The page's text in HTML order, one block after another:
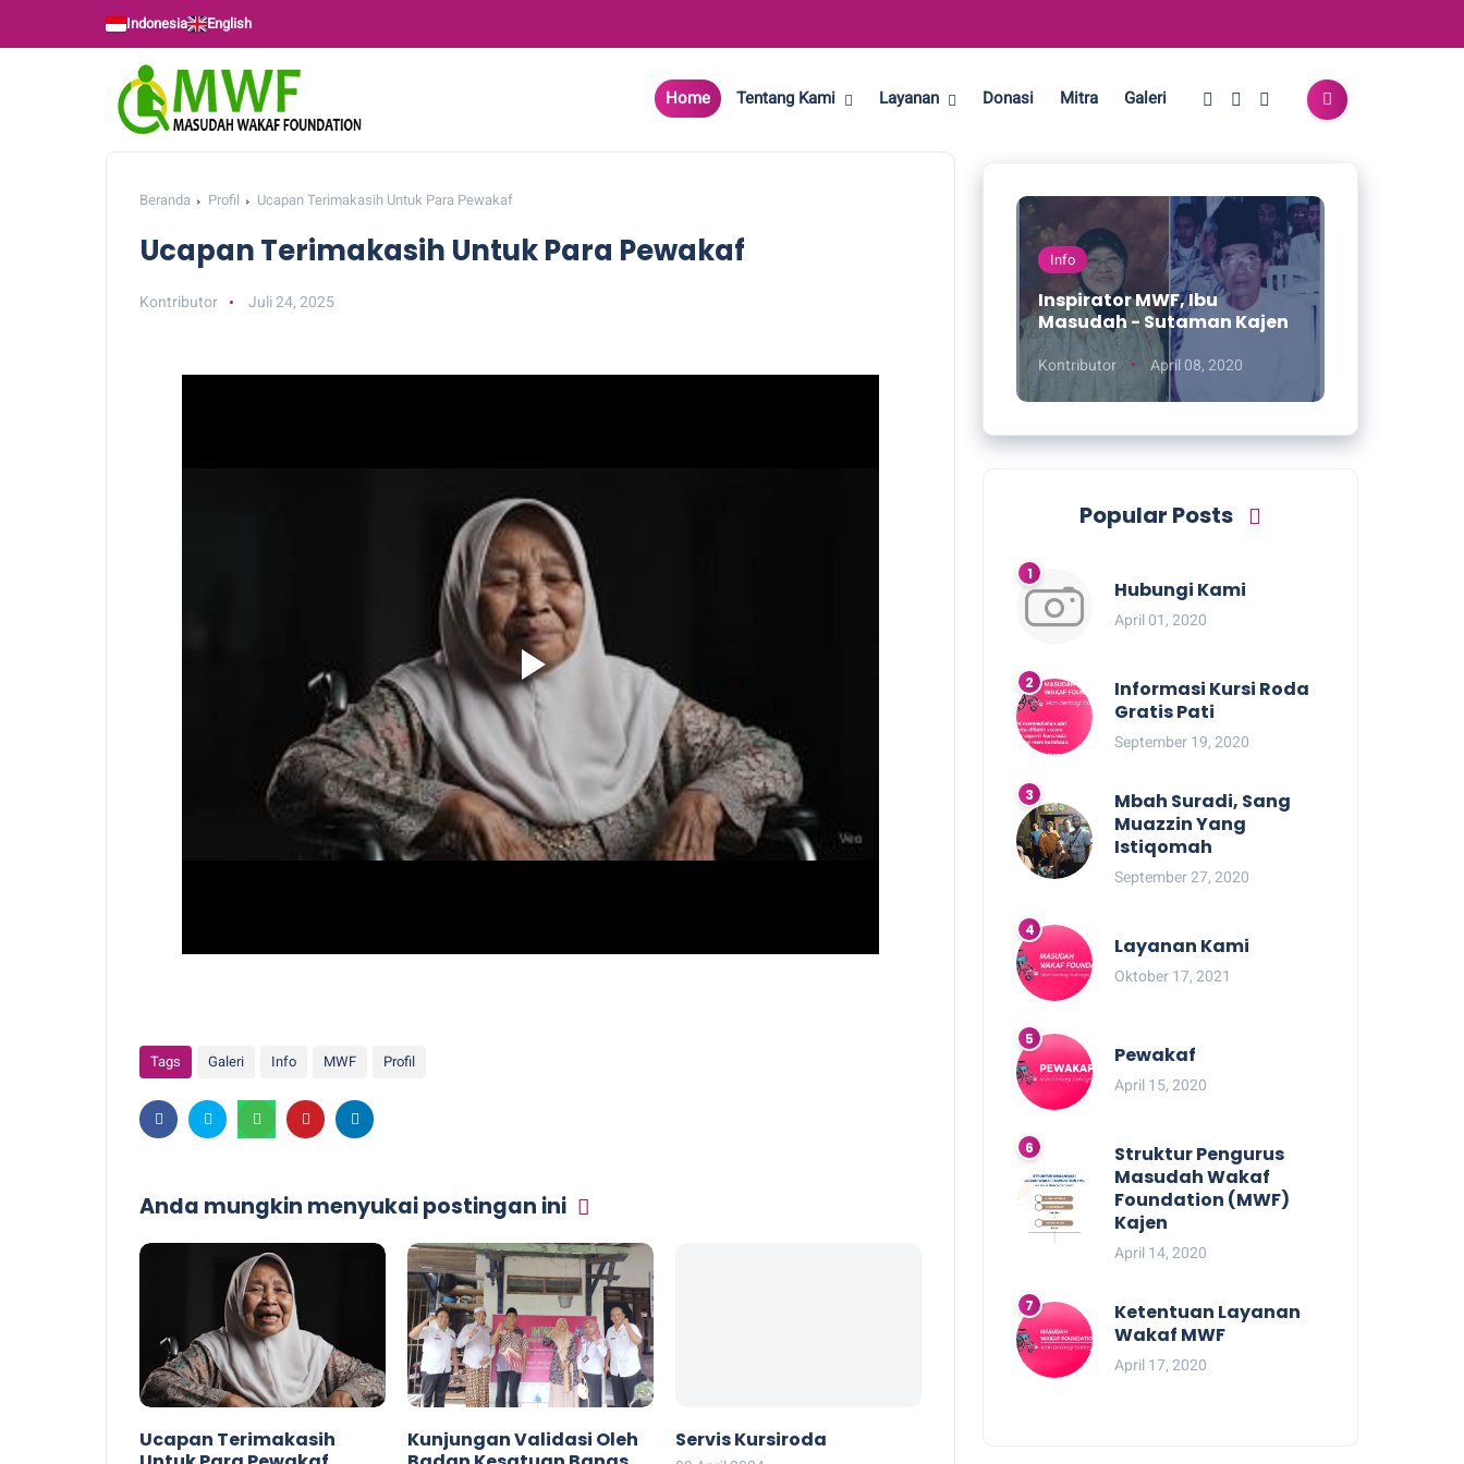
Indonesia English
Home Tentang Kami Layanan Donasi Mitra Galeri
Beranda Profil Ucapan Terimakasih Untuk Para Pewakaf
Ucapan Terimakasih Untuk Para Pewakaf
Kontributor Juli 24, 2025
Tags Galeri Info MWF Profil
Anda mungkin menyukai postingan ini
Ucapan Terimakasih
Kunjungan Validasi Oleh
Servis Kursiroda
Info
Inspirator MWF, Ibu
Masudah - Sutaman Kajen
Kontributor April 08, 2020
Popular Posts
Hubungi Kami
Informasi Kursi Roda
Gratis Pati
Mbah Suradi, Sang
Muazzin Yang
Istiqomah
Layanan Kami
Pewakaf
Struktur Pengurus
Masudah Wakaf
Foundation (MWF)
Kajen
Ketentuan Layanan
Wakaf MWF